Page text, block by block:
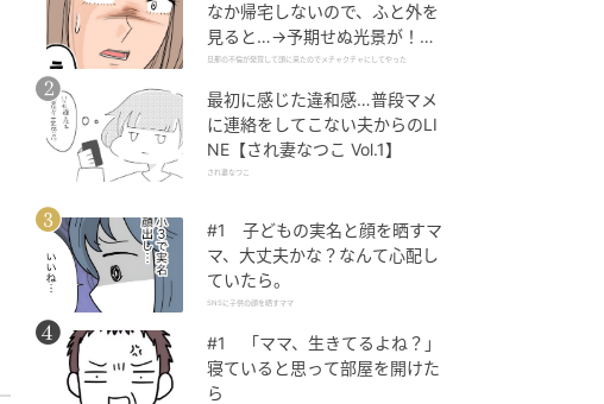
なか帰宅しないので、ふと外を
見ると…→予期せぬ光景が！｜
旦那の不倫が発覚して頭に来た
旦那の不倫が発覚して頭に来たのでメチャクチャにしてやった
最初に感じた違和感…普段マメ
に連絡をしてこない夫からのLI
NE【され妻なつこ Vol.1】
され妻なつこ
#1 子どもの実名と顔を晒すマ
マ、大丈夫かな？なんて心配し
ていたら。
SNSに子供の顔を晒すママ
#1 「ママ、生きてるよね？」
寝ていると思って部屋を開けた
ら